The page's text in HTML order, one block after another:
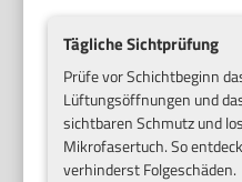
Tägliche Sichtprüfung
Prüfe vor Schichtbeginn
Lüftungsöffnungen und
sichtbaren Schmutz und
Mikrofasertuch. So
verhinderst Folgeschäden.